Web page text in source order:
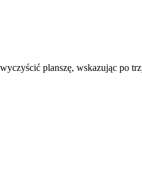
planszę, wskazując po